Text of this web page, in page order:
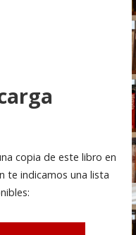
copia de este libro en
te indicamos una lista